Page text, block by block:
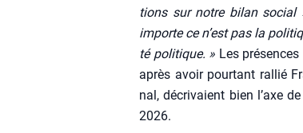
tions sur notre bilan social
importe ce n’est pas la
té poli­tique. » Les
après avoir pour­tant ral­lié
nal, décri­vaient bien l’axe
2026.